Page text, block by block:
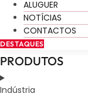
ALUGUER
NOTÍCIAS
CONTACTOS
DESTAQUES
PRODUTOS
Indústria